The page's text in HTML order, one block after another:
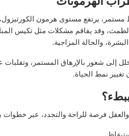
يرتفع مستوى هرمون الكورتيزول،
وقد يفاقم مشكلات مثل تكيس
والحالة المزاجية.
إلى شعور بالإرهاق المستمر،
نمط الحياة.
فرصة للراحة والتجدد، عبر خطوات